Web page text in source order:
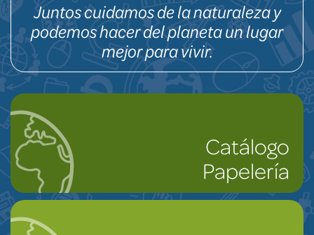
Juntos cuidamos de la naturaleza y
podemos hacer del planeta un lugar
mejor para vivir.
Catálogo
Papelería